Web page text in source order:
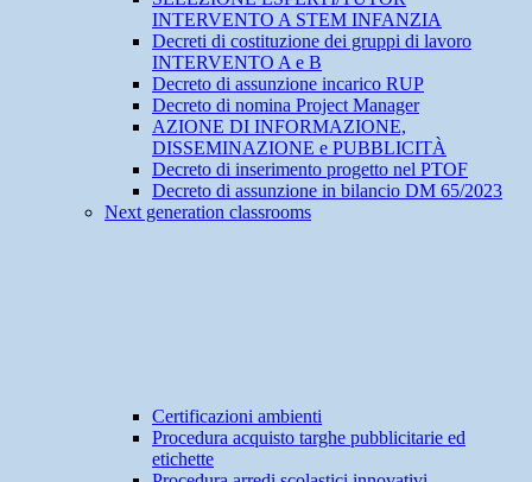
INTERVENTO A STEM INFANZIA
Decreti di costituzione dei gruppi di lavoro
INTERVENTO A e B
Decreto di assunzione incarico RUP
Decreto di nomina Project Manager
AZIONE DI INFORMAZIONE,
DISSEMINAZIONE e PUBBLICITÀ
Decreto di inserimento progetto nel PTOF
Decreto di assunzione in bilancio DM 65/2023
Next generation classrooms
Certificazioni ambienti
Procedura acquisto targhe pubblicitarie ed
etichette